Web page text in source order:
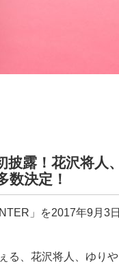
露！花沢将人、
決定！
」を2017年9月3日
る、花沢将人、ゆりや